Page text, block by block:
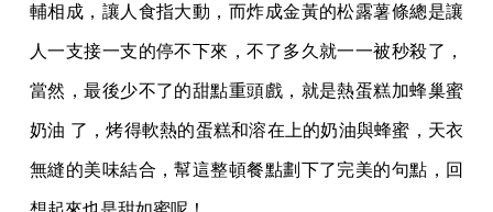
輔相成，讓人食指大動，而炸成金黃的松露薯條總是讓
人一支接一支的停不下來，不了多久就一一被秒殺了，
當然，最後少不了的甜點重頭戲，就是熱蛋糕加蜂巢蜜
奶油 了，烤得軟熱的蛋糕和溶在上的奶油與蜂蜜，天衣
無縫的美味結合，幫這整頓餐點劃下了完美的句點，回